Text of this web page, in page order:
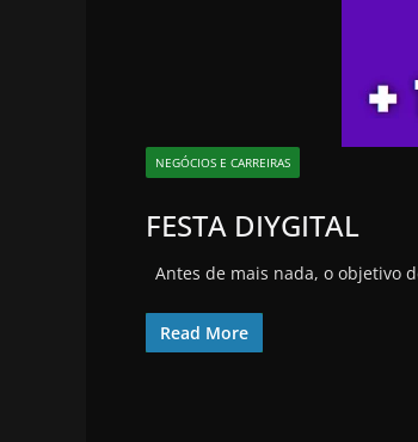
NEGÓCIOS E CARREIRAS
FESTA DIYGITAL
Antes de mais nada, o objetivo
Read More